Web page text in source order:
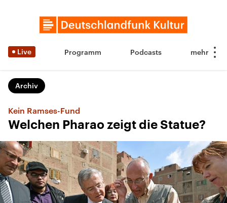
Live Programm Podcasts
Archiv
Kein Ramses-Fund
Welchen Pharao zeigt die Statue?